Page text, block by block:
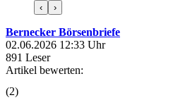
‹ ›
Bernecker Börsenbriefe
02.06.2026 12:33 Uhr
891 Leser
Artikel bewerten:
(2)